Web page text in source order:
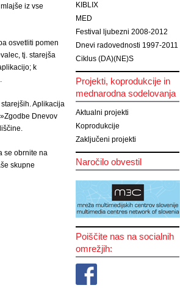
iz vse
osvetliti pomen
tj. starejša
k
Aplikacija
Dnevov
se obrnite na
skupne
KIBLIX
MED
Festival ljubezni 2008-2012
Dnevi radovednosti 1997-2011
Ciklus (DA)(NE)S
Projekti, koprodukcije in
mednarodna sodelovanja
Aktualni projekti
Koprodukcije
Zaključeni projekti
Naročilo obvestil
Poiščite nas na socialnih
omrežjih: